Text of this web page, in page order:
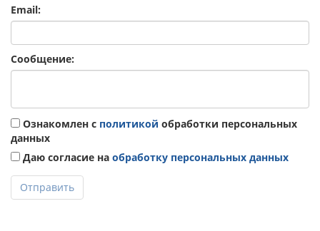
Email:
Сообщение:
Ознакомлен с политикой обработки персональных
данных
Даю согласие на обработку персональных данных
Отправить